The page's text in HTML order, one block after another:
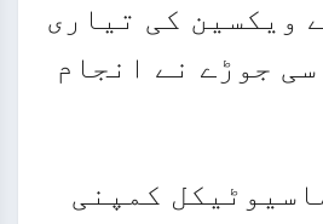
ویکسین کی تیاری
جوڑے نے انجام
کمپنی